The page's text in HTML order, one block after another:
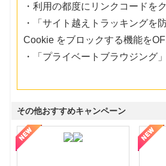
・利用の都度にリンクコードを
・「サイト越えトラッキングを
Cookie をブロックする機能を
・「プライベートブラウジング
その他おすすめキャンペーン